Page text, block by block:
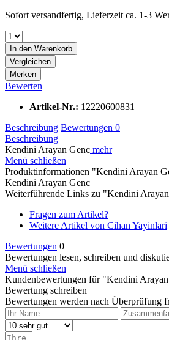
Sofort versandfertig, Lieferzeit ca. 1-3
In den Warenkorb
Vergleichen
Merken
Bewerten
Artikel-Nr.: 12220600831
Beschreibung Bewertungen 0
Beschreibung
Kendini Arayan Genc mehr
Menü schließen
Produktinformationen "Kendini Arayan
Kendini Arayan Genc
Weiterführende Links zu "Kendini
Fragen zum Artikel?
Weitere Artikel von Cihan Yayinlari
Bewertungen 0
Bewertungen lesen, schreiben und
Menü schließen
Kundenbewertungen für "Kendini
Bewertung schreiben
Bewertungen werden nach Überprüfung